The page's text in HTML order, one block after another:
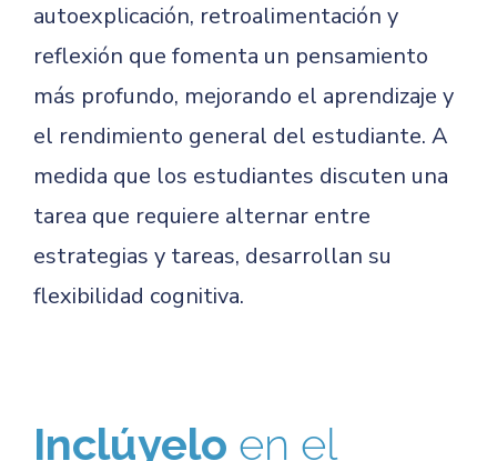
autoexplicación, retroalimentación y
reflexión que fomenta un pensamiento
más profundo, mejorando el aprendizaje y
el rendimiento general del estudiante. A
medida que los estudiantes discuten una
tarea que requiere alternar entre
estrategias y tareas, desarrollan su
flexibilidad cognitiva.
Inclúyelo en el